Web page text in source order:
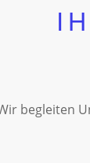
begleiten